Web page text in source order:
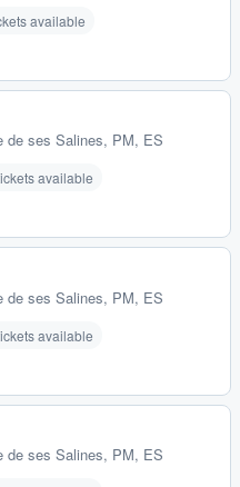
available
de ses Salines, PM, ES
available
de ses Salines, PM, ES
available
de ses Salines, PM, ES